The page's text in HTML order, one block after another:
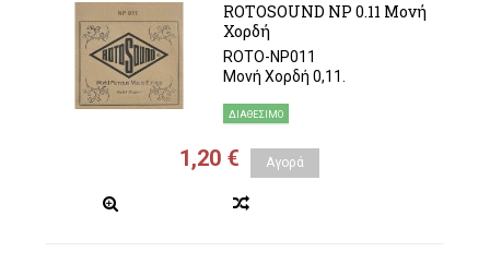
ROTOSOUND NP 0.11 Μονή
Χορδή
ROTO-NP011
Μονή Χορδή 0,11.
ΔΙΑΘΈΣΙΜΟ
1,20 € Αγορά